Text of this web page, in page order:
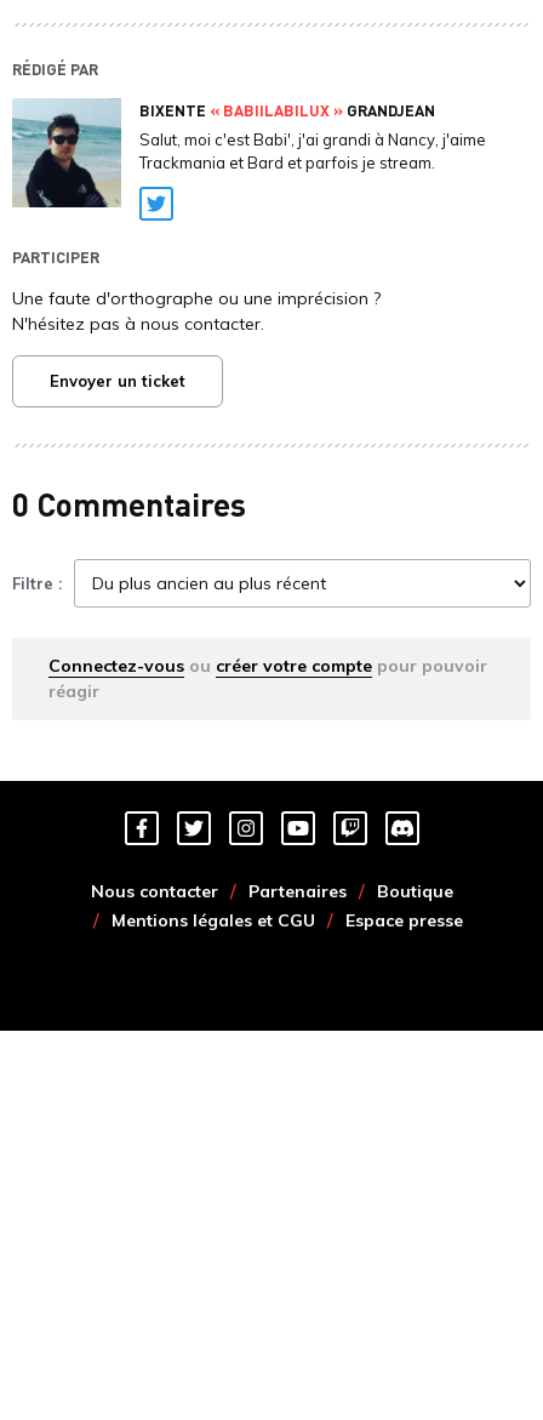
RÉDIGÉ PAR
BIXENTE « BABIILABILUX » GRANDJEAN
Salut, moi c'est Babi', j'ai grandi à Nancy, j'aime
Trackmania et Bard et parfois je stream.
Twitter
PARTICIPER
Une faute d'orthographe ou une imprécision ?
N'hésitez pas à nous contacter.
Envoyer un ticket
0 Commentaires
Filtre :
Connectez-vous ou créer votre compte pour pouvoir
réagir
Nous contacter Partenaires
Boutique
Mentions légales et CGU
Espace presse